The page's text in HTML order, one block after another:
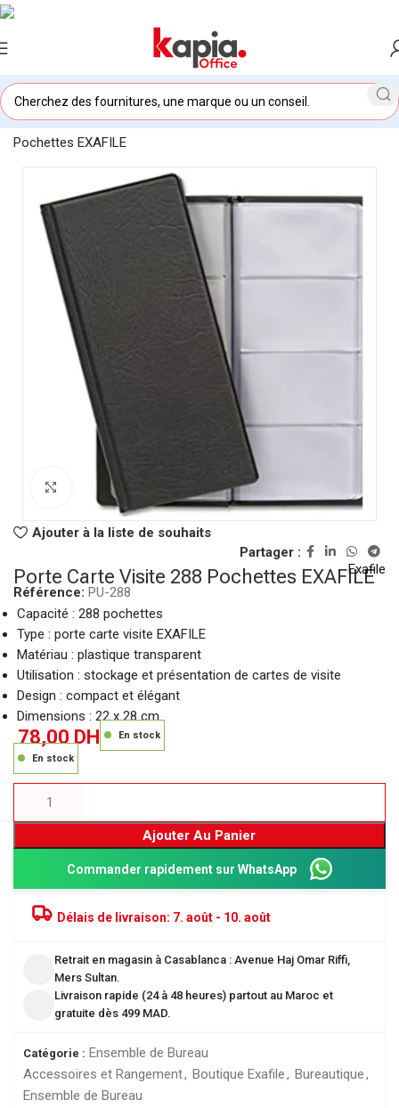
Accueil/KAPIA OFFICE MAROC/Porte Carte Visite 288
Pochettes EXAFILE
Click to enlarge
Ajouter à la liste de souhaits
Partager :
Porte Carte Visite 288 Pochettes EXAFILE
Référence: PU-288
Exafile
Capacité : 288 pochettes
Type : porte carte visite EXAFILE
Matériau : plastique transparent
Utilisation : stockage et présentation de cartes de visite
Design : compact et élégant
Dimensions : 22 x 28 cm
78,00DH
En stock
En stock
Ajouter Au Panier
Commander rapidement sur WhatsApp
Délais de livraison: 7. août - 10. août
Retrait en magasin à Casablanca : Avenue Haj Omar Riffi,
Mers Sultan.
Livraison rapide (24 à 48 heures) partout au Maroc et
gratuite dès 499 MAD.
Catégorie : Ensemble de Bureau
Accessoires et Rangement, Boutique Exafile, Bureautique,
Ensemble de Bureau